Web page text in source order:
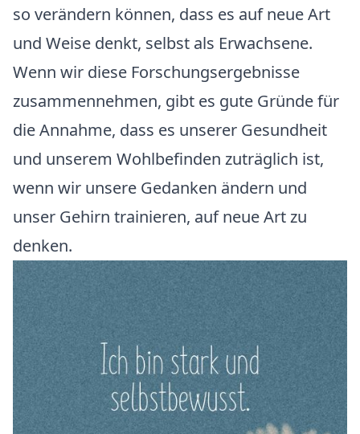
so verändern können, dass es auf neue Art
und Weise denkt, selbst als Erwachsene.
Wenn wir diese Forschungsergebnisse
zusammennehmen, gibt es gute Gründe für
die Annahme, dass es unserer Gesundheit
und unserem Wohlbefinden zuträglich ist,
wenn wir unsere Gedanken ändern und
unser Gehirn trainieren, auf neue Art zu
denken.